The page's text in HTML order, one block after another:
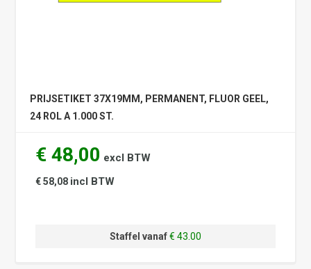
PRIJSETIKET 37X19MM, PERMANENT, FLUOR GEEL,
24 ROL A 1.000 ST.
€ 48,00 excl BTW
€ 58,08 incl BTW
Staffel vanaf€ 43.00